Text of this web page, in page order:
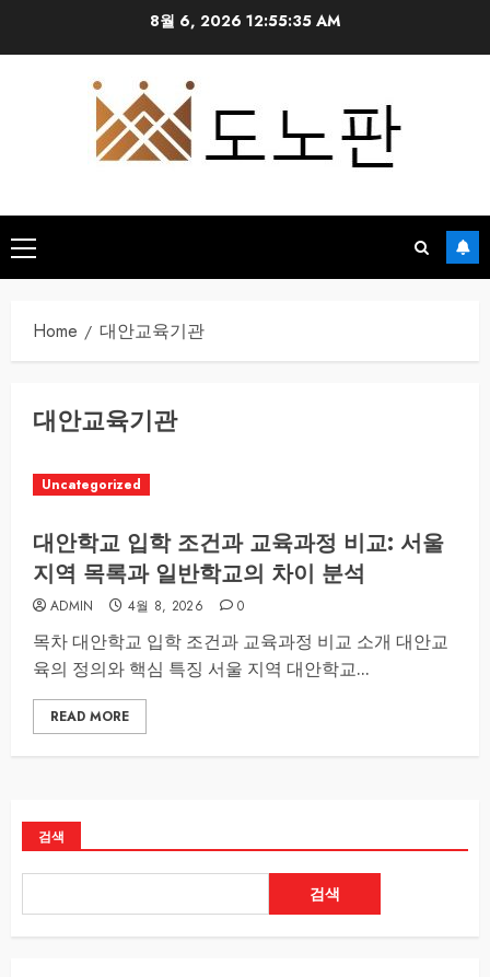
8월 6, 2026 12:55:35 AM
Primary
Menu
Home 대안교육기관
대안교육기관
Uncategorized
대안학교 입학 조건과 교육과정 비교: 서울
지역 목록과 일반학교의 차이 분석
ADMIN 4월 8, 2026 0
목차 대안학교 입학 조건과 교육과정 비교 소개 대안교
육의 정의와 핵심 특징 서울 지역 대안학교...
READ MORE
검색
검색